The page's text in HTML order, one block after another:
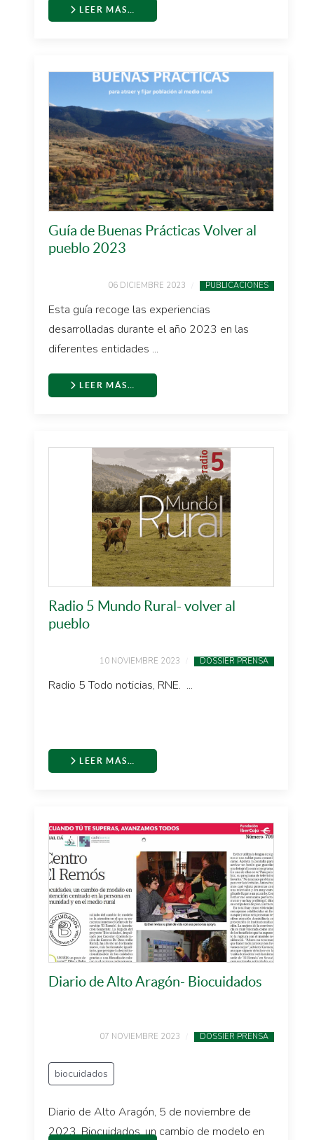
LEER MÁS…
Guía de Buenas Prácticas Volver al
pueblo 2023
06 DICIEMBRE 2023 PUBLICACIONES
Esta guía recoge las experiencias
desarrolladas durante el año 2023 en las
diferentes entidades ...
LEER MÁS…
Radio 5 Mundo Rural- volver al
pueblo
10 NOVIEMBRE 2023 DOSSIER PRENSA
Radio 5 Todo noticias, RNE. ...
LEER MÁS…
Diario de Alto Aragón- Biocuidados
07 NOVIEMBRE 2023 DOSSIER PRENSA
biocuidados
Diario de Alto Aragón, 5 de noviembre de
2023. Biocuidados, un cambio de modelo en